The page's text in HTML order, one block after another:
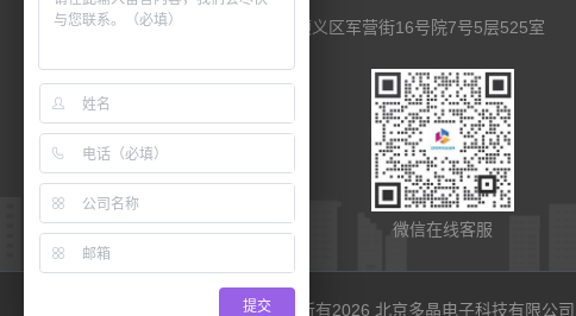
联系地址：北京市顺义区军营街16号院7号5层525室
扫码查看移动端 微信在线客服
©版权所有2026 北京多晶电子科技有限公司
提交